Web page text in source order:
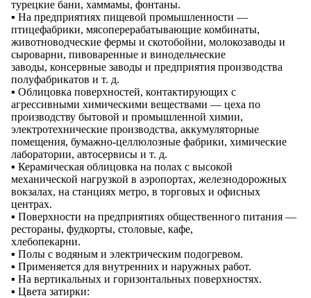
турецкие бани, хаммамы, фонтаны.
▪ На предприятиях пищевой промышленности —
птицефабрики, мясоперерабатывающие комбинаты,
животноводческие фермы и скотобойни, молокозаводы и
сыроварни, пивоваренные и винодельческие
заводы, консервные заводы и предприятия производства
полуфабрикатов и т. д.
▪ Облицовка поверхностей, контактирующих с
агрессивными химическими веществами — цеха по
производству бытовой и промышленной химии,
электротехнические производства, аккумуляторные
помещения, бумажно-целлюлозные фабрики, химические
лаборатории, автосервисы и т. д.
▪ Керамическая облицовка на полах с высокой
механической нагрузкой в аэропортах, железнодорожных
вокзалах, на станциях метро, в торговых и офисных
центрах.
▪ Поверхности на предприятиях общественного питания —
рестораны, фудкорты, столовые, кафе,
хлебопекарни.
▪ Полы с водяным и электрическим подогревом.
▪ Применяется для внутренних и наружных работ.
▪ На вертикальных и горизонтальных поверхностях.
▪ Цвета затирки: